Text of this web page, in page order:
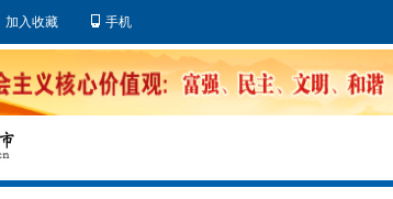
加入收藏 手机